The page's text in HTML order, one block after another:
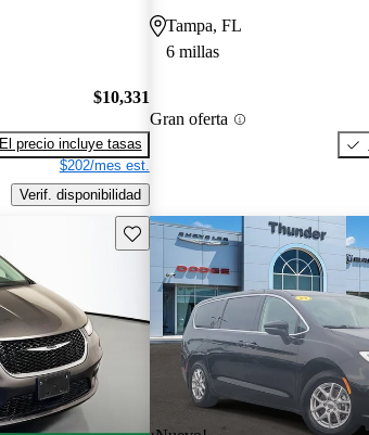
$10,331
El precio incluye tasas
$202/mes est.
Verif. disponibilidad
Tampa, FL
6 millas
Gran oferta
Guarda este Aviso